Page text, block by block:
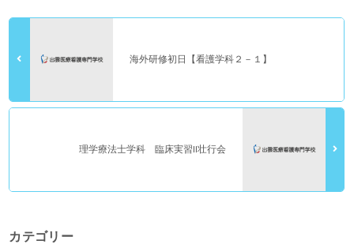
海外研修初日【看護学科２－１】
理学療法士学科 臨床実習Ⅱ壮行会
カテゴリー